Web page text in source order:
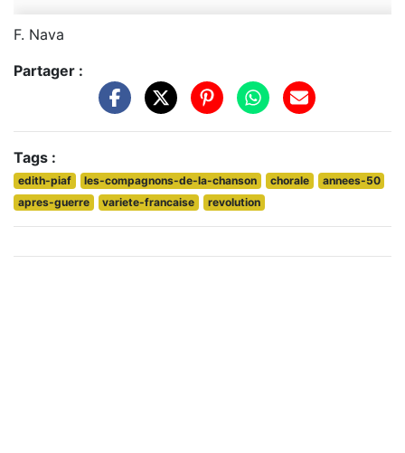
F. Nava
Partager :
Tags :
edith-piaf les-compagnons-de-la-chanson chorale
annees-50
apres-guerre
variete-francaise revolution